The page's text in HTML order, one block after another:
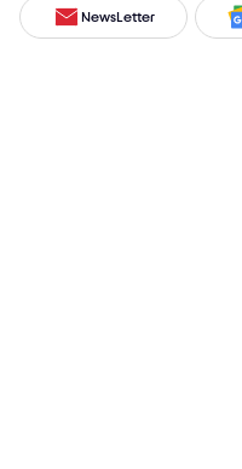
NewsLetter